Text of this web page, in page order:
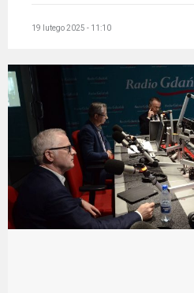
19 lutego 2025 - 11:10